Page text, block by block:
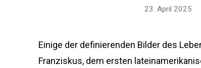
23. April 2025
Einige der definierenden Bilder des
Franziskus, dem ersten